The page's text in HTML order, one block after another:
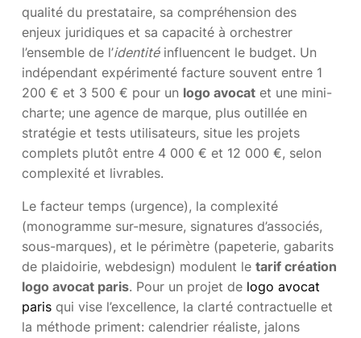
qualité du prestataire, sa compréhension des
enjeux juridiques et sa capacité à orchestrer
l’ensemble de l’identitéinfluencent le budget. Un
indépendant expérimenté facture souvent entre 1
200 € et 3 500 € pour un logo avocat et une mini-
charte; une agence de marque, plus outillée en
stratégie et tests utilisateurs, situe les projets
complets plutôt entre 4 000 € et 12 000 €, selon
complexité et livrables.
Le facteur temps (urgence), la complexité
(monogramme sur-mesure, signatures d’associés,
sous-marques), et le périmètre (papeterie, gabarits
de plaidoirie, webdesign) modulent le tarif création
logo avocat paris. Pour un projet de logo avocat
paris qui vise l’excellence, la clarté contractuelle et
la méthode priment: calendrier réaliste, jalons